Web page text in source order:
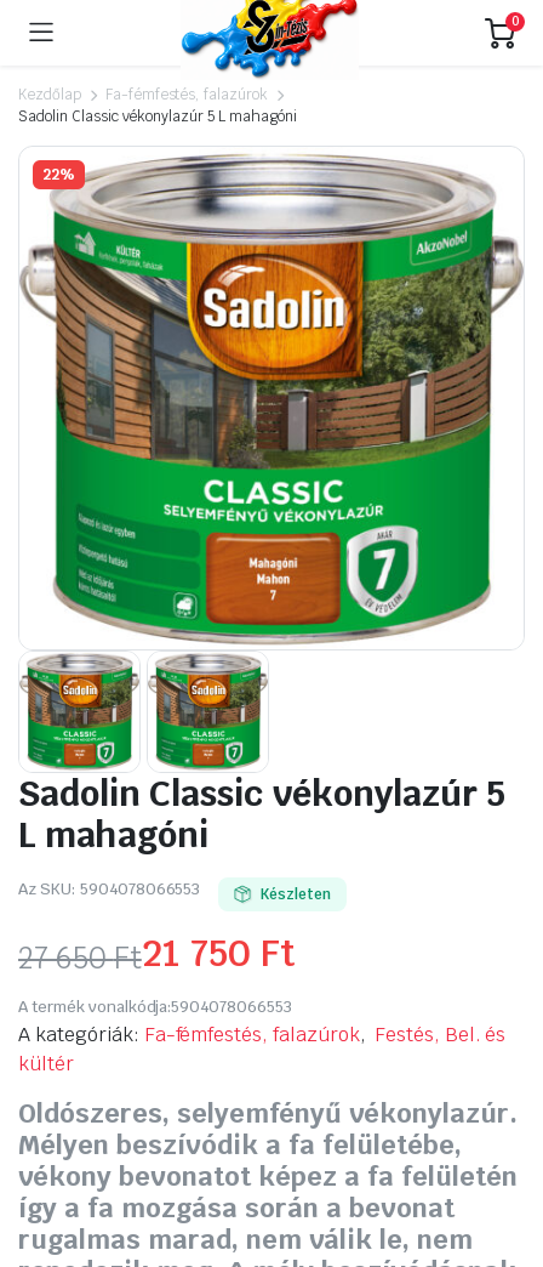
0
Kezdőlap
Fa-fémfestés, falazúrok
Sadolin Classic vékonylazúr 5 L mahagóni
22%
Sadolin Classic vékonylazúr 5
L mahagóni
Az SKU: 5904078066553 Készleten
27 650Ft
Original
price
was:
27
650 Ft.
21 750 Ft
Current
price
is:
21
750 Ft.
A termék vonalkódja:5904078066553
A kategóriák: Fa-fémfestés, falazúrok, Festés, Bel. és
kültér
Oldószeres, selyemfényű vékonylazúr.
Mélyen beszívódik a fa felületébe,
vékony bevonatot képez a fa felületén
így a fa mozgása során a bevonat
rugalmas marad, nem válik le, nem